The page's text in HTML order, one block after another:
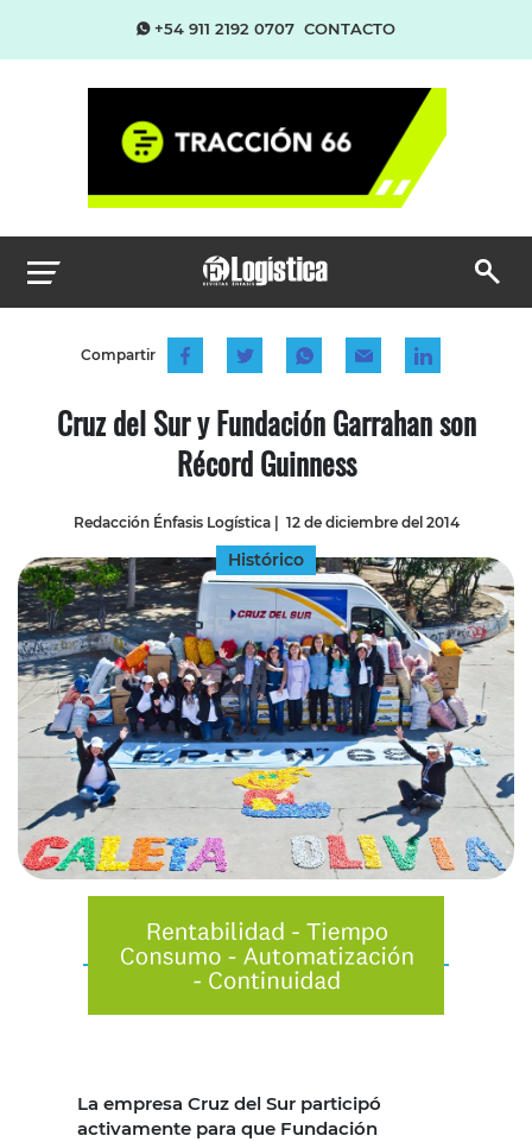
+54 911 2192 0707 CONTACTO
Compartir
Cruz del Sur y Fundación Garrahan son
Récord Guinness
Redacción Énfasis Logística| 12 de diciembre del 2014
Histórico
La empresa Cruz del Sur participó
activamente para que Fundación